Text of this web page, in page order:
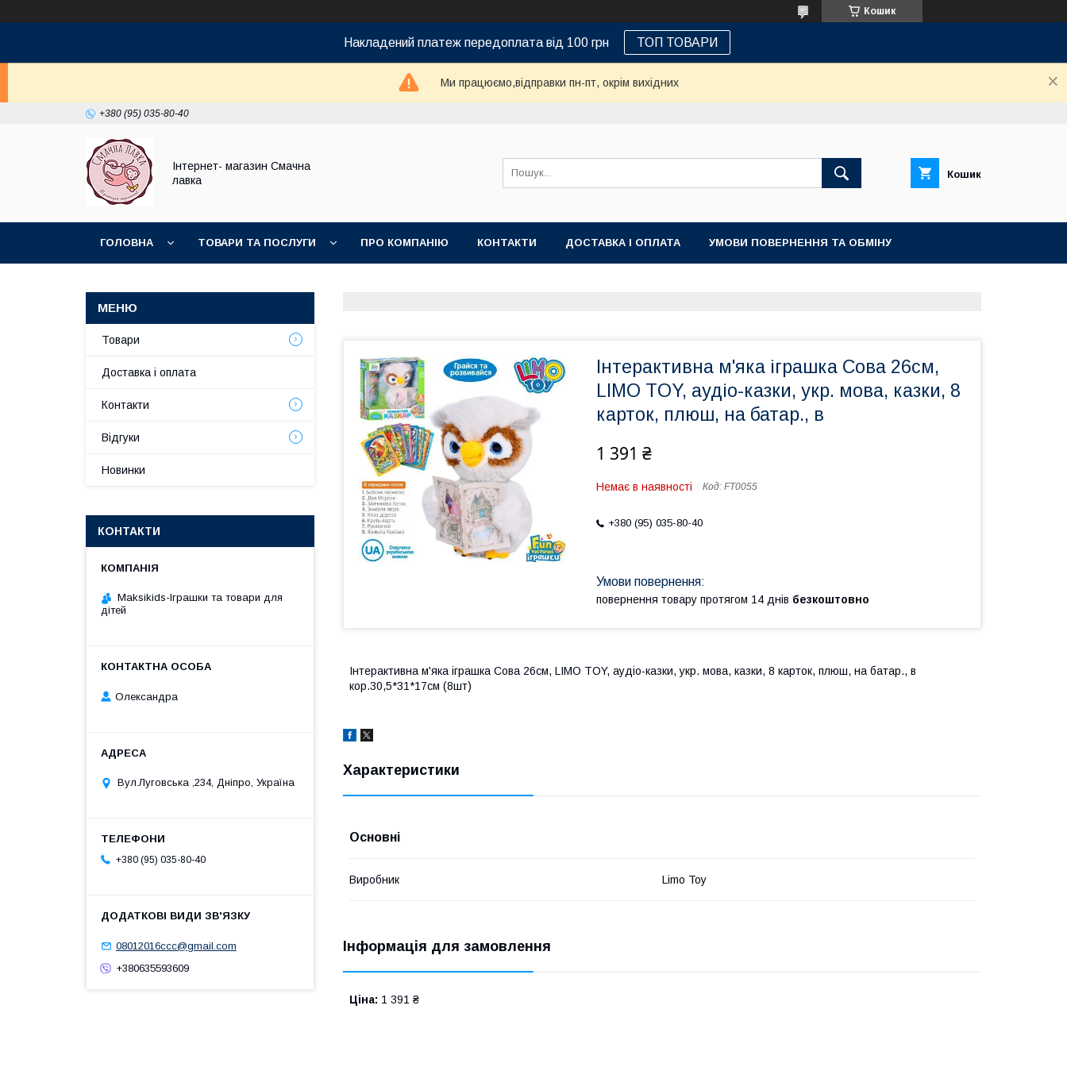
Кошик
Накладений платеж передоплата від 100 грн ТОП ТОВАРИ
Ми працюємо,відправки пн-пт, окрім вихідних
+380 (95) 035-80-40
Інтернет- магазин Смачна
лавка
Кошик
ГОЛОВНА ТОВАРИ ТА ПОСЛУГИ ПРО КОМПАНІЮ КОНТАКТИ ДОСТАВКА І ОПЛАТА УМОВИ ПОВЕРНЕННЯ ТА ОБМІНУ
Інтерактивна м'яка іграшка Сова 26см,
LIMO TOY, аудіо-казки, укр. мова, казки, 8
карток, плюш, на батар., в
1 391 ₴
Немає в наявності Код: FT0055
+380 (95) 035-80-40
повернення товару протягом 14 днів безкоштовно
Інтерактивна м'яка іграшка Сова 26см, LIMO TOY, аудіо-казки, укр. мова, казки, 8 карток, плюш, на батар., в
кор.30,5*31*17см (8шт)
Характеристики
Основні
Виробник Limo Toy
Інформація для замовлення
Ціна: 1 391 ₴
Товари
Доставка і оплата
Контакти
Відгуки
Новинки
КОНТАКТИ
Maksikids-Іграшки та товари для
дітей
Олександра
Вул.Луговська ,234, Дніпро, Україна
+380 (95) 035-80-40
08012016ccc@gmail.com
+380635593609